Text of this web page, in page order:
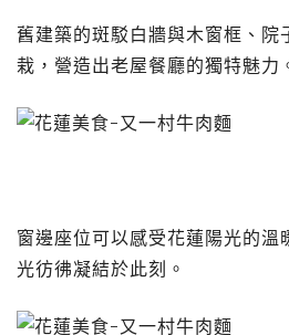
舊建築的斑駁白牆與木窗框、院
栽，營造出老屋餐廳的獨特魅力
窗邊座位可以感受花蓮陽光的溫
光彷彿凝結於此刻。